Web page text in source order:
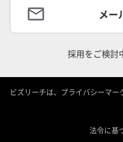
メー
採用をご検討
ビズリーチは、プライバシーマー
法令に基